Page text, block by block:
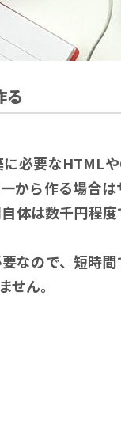
る
必要なHTMLや
から作る場合
体は数千円程
なので、短時
ん。